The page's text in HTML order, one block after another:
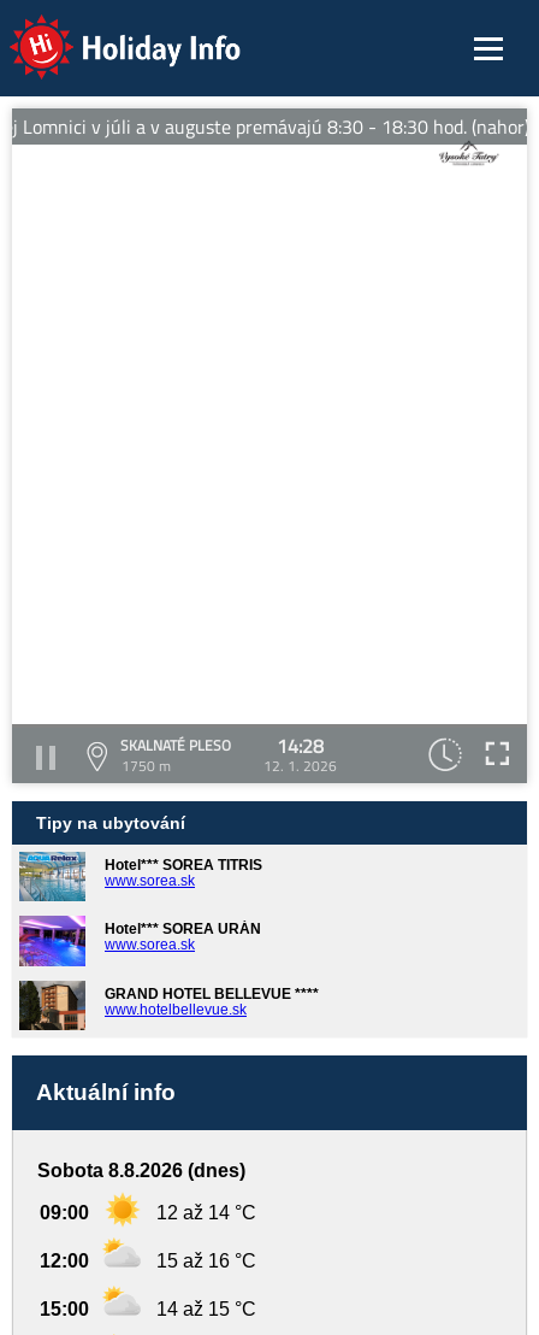
Holiday Info
Lomnici v júli a v auguste premávajú 8:30 - 18:30 hod. (nahor).
SKALNATÉ PLESO
1750 m
14:28
12. 1. 2026
Tipy na ubytování
Hotel*** SOREA TITRIS
www.sorea.sk
Hotel*** SOREA URÁN
www.sorea.sk
GRAND HOTEL BELLEVUE ****
www.hotelbellevue.sk
Aktuální info
Sobota 8.8.2026 (dnes)
09:00 12 až 14 °C
12:00 15 až 16 °C
15:00 14 až 15 °C